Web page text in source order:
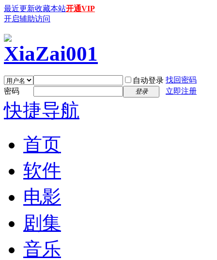
最近更新收藏本站开通VIP
开启辅助访问
自动登录 找回密码
密码
登录 立即注册
快捷导航
首页
软件
电影
剧集
音乐